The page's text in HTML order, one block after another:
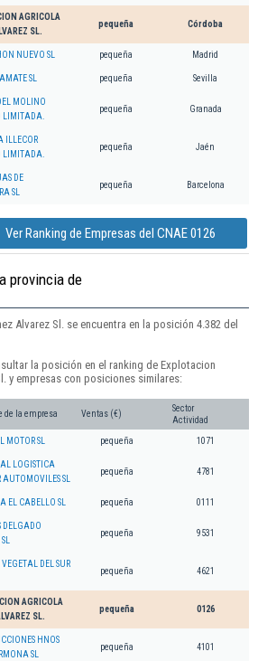
AGRICOLA
SL.
pequeña Córdoba
NUEVO SL pequeña Madrid
SL pequeña Sevilla
MOLINO
LIMITADA.
pequeña Granada
ILLECOR
LIMITADA.
pequeña Jaén
DE
SL
pequeña Barcelona
Ver Ranking de Empresas del CNAE 0126
provincia de
Alvarez Sl. se encuentra en la posición 4.382 del
la posición en el ranking de Explotacion
y empresas con posiciones similares:
de la empresa Ventas (€)
Sector
Actividad
MOTOR SL pequeña 1071
LOGISTICA
SL
pequeña 4781
EL CABELLO SL pequeña 0111
DELGADO
pequeña 9531
DEL SUR
pequeña 4621
AGRICOLA
SL.
pequeña 0126
HNOS
SL
pequeña 4101